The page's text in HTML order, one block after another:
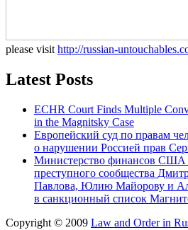
please visit http://russian-
Latest Posts
ECHR Court Finds Multiple
in the Magnitsky Case
Европейский суд по правам
о нарушении Россией прав
Министерство финансов США
преступного сообщества
Павлова, Юлию Майорову и
в санкционный список
Copyright © 2009 Law and Order in